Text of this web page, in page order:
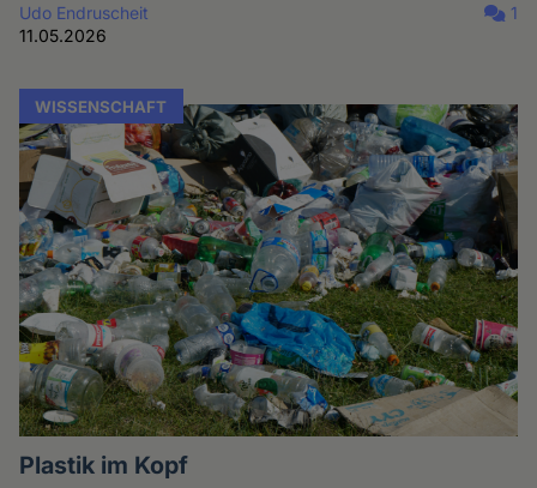
Udo Endruscheit
11.05.2026
1
WISSENSCHAFT
Plastik im Kopf